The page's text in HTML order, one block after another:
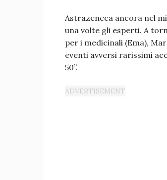
Astrazeneca ancora nel
una volte gli esperti. A
per i medicinali (Ema),
eventi avversi rarissimi
50”.